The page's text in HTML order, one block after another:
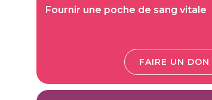
Fournir une poche de sang vitale
FAIRE UN DON